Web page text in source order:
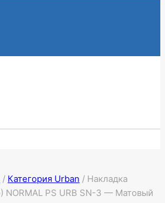
/ Категория Urban / Накладка
NORMAL PS URB SN-3 — Матовый